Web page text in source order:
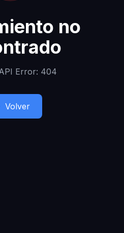
no
Error: 404
Volver